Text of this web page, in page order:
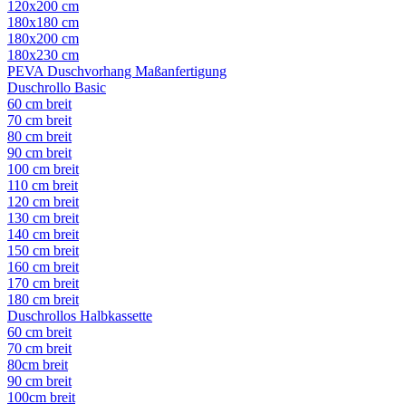
120x200 cm
180x180 cm
180x200 cm
180x230 cm
PEVA Duschvorhang Maßanfertigung
Duschrollo Basic
60 cm breit
70 cm breit
80 cm breit
90 cm breit
100 cm breit
110 cm breit
120 cm breit
130 cm breit
140 cm breit
150 cm breit
160 cm breit
170 cm breit
180 cm breit
Duschrollos Halbkassette
60 cm breit
70 cm breit
80cm breit
90 cm breit
100cm breit